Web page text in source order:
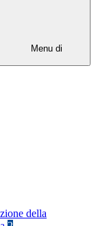
Menu di
della